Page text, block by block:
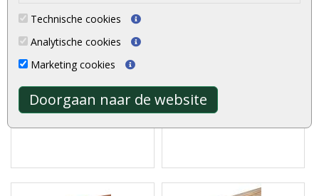
Technische cookies
Analytische cookies
Marketing cookies
Doorgaan naar de website
geïmpregneerd 1,7 x 14 x
300 cm
De Rabatdelen
1,7x14x300 cm zijn de ide..
€ 6,75 € 8,15
zijn ee..
€ 21,40